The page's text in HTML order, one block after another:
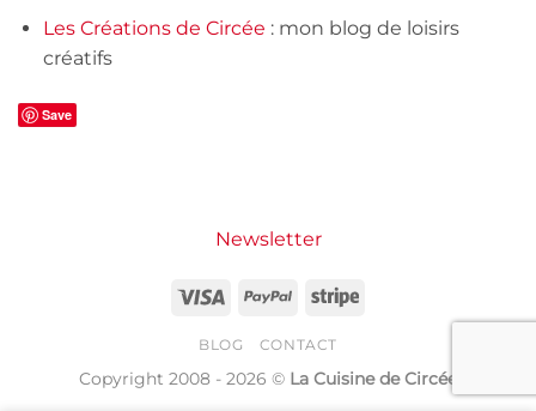
Les Créations de Circée : mon blog de loisirs
créatifs
Save
Newsletter
Visa PayPal Stripe
BLOG CONTACT
Copyright 2008 - 2026 © La Cuisine de Circée